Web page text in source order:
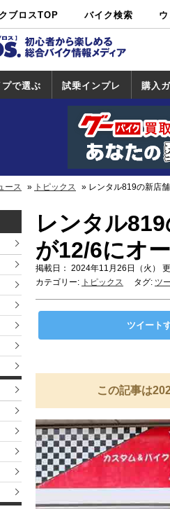
ブロスTOP バイク検索
中古バイ
ク・新車検
カタログ検
索
ショップ検
索
プで選ぶ 試乗インプレ
試乗インプレ
一覧
ホンダ
ヤマハ
スズキ
カワサキ
ハーレー
BMW
トライアンフ
ドゥカティ
購入
一覧
ース トピックス レンタル819の新店
レンタル
が12/6にオ
掲載日： 2024年11月26日（火）
カテゴリー: トピックス タグ: ツ
ツイート
この記事は